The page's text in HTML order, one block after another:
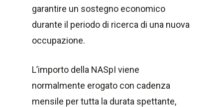
garantire un sostegno economico
durante il periodo di ricerca di una nuova
occupazione.
L’importo della NASpI viene
normalmente erogato con cadenza
mensile per tutta la durata spettante,